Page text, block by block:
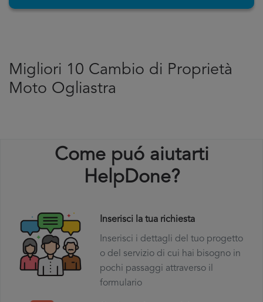
Migliori 10 Cambio di Proprietà
Moto Ogliastra
Come puó aiutarti
HelpDone?
Inserisci la tua richiesta
Inserisci i dettagli del tuo progetto
o del servizio di cui hai bisogno in
pochi passaggi attraverso il
formulario